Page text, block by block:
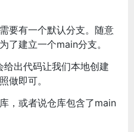
要有一个默认分支。随意
了建立一个main分支。
出代码让我们本地创建
做即可。
，或者说仓库包含了main